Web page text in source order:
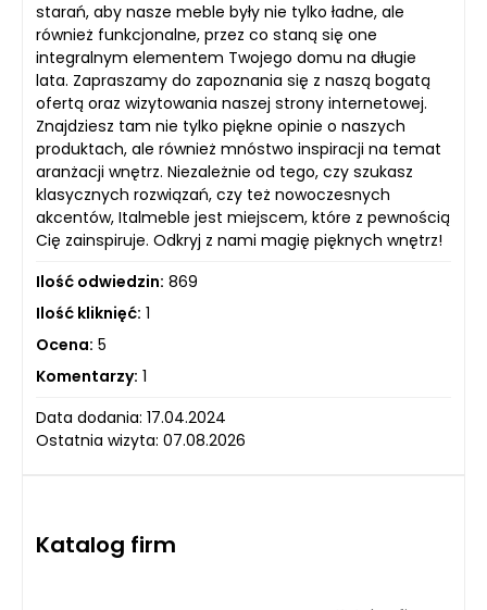
starań, aby nasze meble były nie tylko ładne, ale
również funkcjonalne, przez co staną się one
integralnym elementem Twojego domu na długie
lata. Zapraszamy do zapoznania się z naszą bogatą
ofertą oraz wizytowania naszej strony internetowej.
Znajdziesz tam nie tylko piękne opinie o naszych
produktach, ale również mnóstwo inspiracji na temat
aranżacji wnętrz. Niezależnie od tego, czy szukasz
klasycznych rozwiązań, czy też nowoczesnych
akcentów, Italmeble jest miejscem, które z pewnością
Cię zainspiruje. Odkryj z nami magię pięknych wnętrz!
Ilość odwiedzin: 869
Ilość kliknięć: 1
Ocena: 5
Komentarzy: 1
Data dodania: 17.04.2024
Ostatnia wizyta: 07.08.2026
Katalog firm